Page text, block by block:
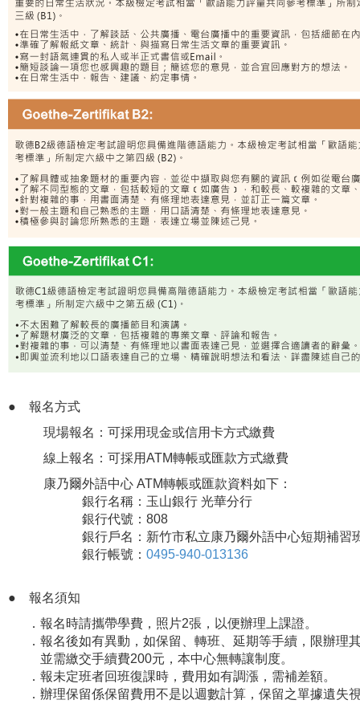
●
報名方式
現場報名：可採用現金或信用卡方式繳費
線上報名：可採用ATM轉帳或匯款方式繳費
康乃爾外語中心 ATM轉帳或匯款資料如下：
銀行名稱：玉山銀行 光華分行
銀行代號：808
銀行戶名：新竹市私立康乃爾外語中心短期補習班
銀行帳號： 0495-940-013136
●
報名須知
．報名時請攜帶學費，照片2張，以便辦理上課證。
．報名後如有異動，如保留、轉班、延期等手續，限辦理
並需繳交手續費200元，本中心無轉讓制度。
．報未定班者回班復課時，費用如有調漲，需補差額。
．辦理保留係保留費用不是以週數計算，保留之單據遺失